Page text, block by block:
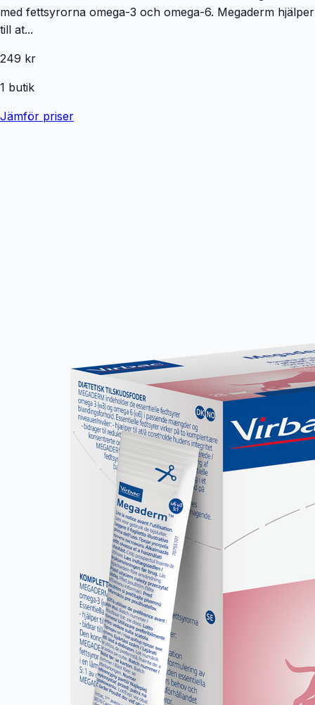
med fettsyrorna omega-3 och omega-6. Megaderm hjälper
till at...
249 kr
1 butik
Jämför priser